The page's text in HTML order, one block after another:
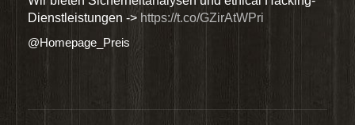
Dienstleistungen -> https://t.co/GZirAtWPri
@Homepage_Preis